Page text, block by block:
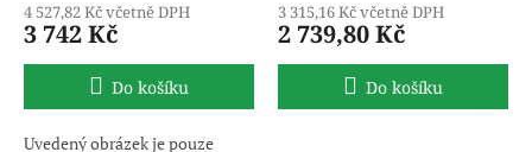
4 527,82 Kč včetně DPH
3 742 Kč
Do košíku
Uvedený obrázek je pouze
3 315,16 Kč včetně DPH
2 739,80 Kč
Do košíku